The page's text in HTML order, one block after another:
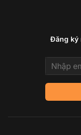
Đăng ký
Email